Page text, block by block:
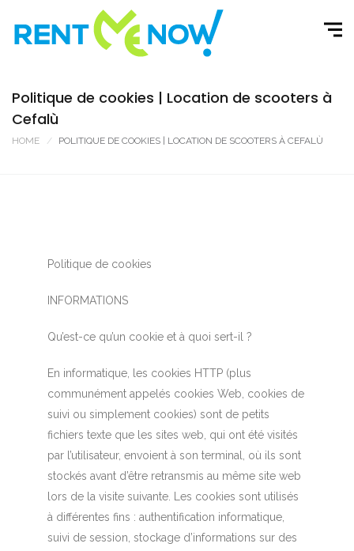
Politique de cookies | Location de scooters à
Cefalù
HOME POLITIQUE DE COOKIES | LOCATION DE SCOOTERS À CEFALÙ
Politique de cookies
INFORMATIONS
Qu’est-ce qu’un cookie et à quoi sert-il ?
En informatique, les cookies HTTP (plus
communément appelés cookies Web, cookies de
suivi ou simplement cookies) sont de petits
fichiers texte que les sites web, qui ont été visités
par l’utilisateur, envoient à son terminal, où ils sont
stockés avant d’être retransmis au même site web
lors de la visite suivante. Les cookies sont utilisés
à différentes fins : authentification informatique,
suivi de session, stockage d’informations sur des